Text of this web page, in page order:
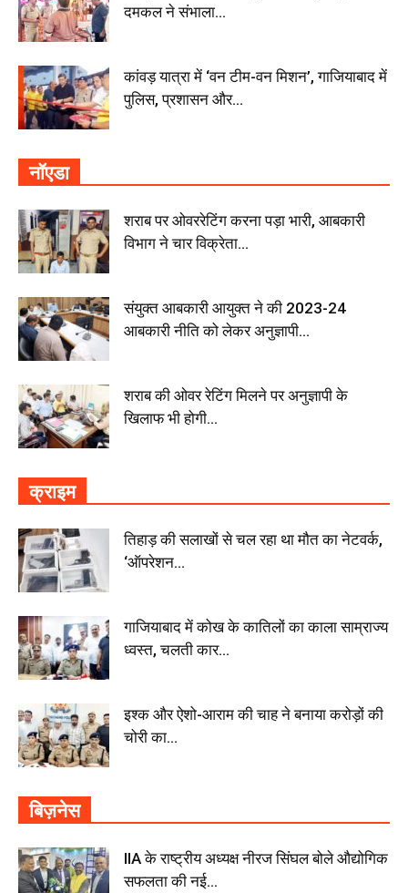
दमकल ने संभाला...
कांवड़ यात्रा में ‘वन टीम-वन मिशन’, गाजियाबाद में
पुलिस, प्रशासन और...
नॉएडा
शराब पर ओवररेटिंग करना पड़ा भारी, आबकारी
विभाग ने चार विक्रेता...
संयुक्त आबकारी आयुक्त ने की 2023-24
आबकारी नीति को लेकर अनुज्ञापी...
शराब की ओवर रेटिंग मिलने पर अनुज्ञापी के
खिलाफ भी होगी...
क्राइम
तिहाड़ की सलाखों से चल रहा था मौत का नेटवर्क,
‘ऑपरेशन...
गाजियाबाद में कोख के कातिलों का काला साम्राज्य
ध्वस्त, चलती कार...
इश्क और ऐशो-आराम की चाह ने बनाया करोड़ों की
चोरी का...
बिज़नेस
IIA के राष्ट्रीय अध्यक्ष नीरज सिंघल बोले औद्योगिक
सफलता की नई...